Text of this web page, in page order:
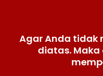
Agar Anda tidak
diatas.